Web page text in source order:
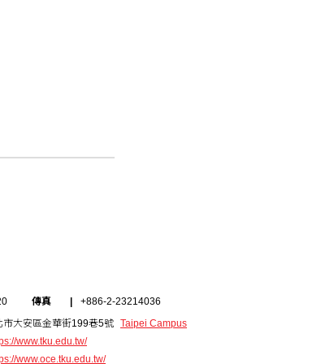
傳真
+886-2-23214036
市大安區金華街199巷5號 Taipei Campus
www.tku.edu.tw/
www.oce.tku.edu.tw/